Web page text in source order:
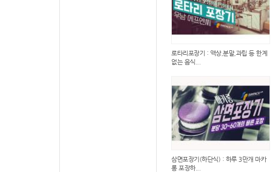
로타리포장기 : 액상,분말,과립 등 한계
없는 음식...
삼면포장기(하단식) : 하루 3만개 마카
롱 포장하...